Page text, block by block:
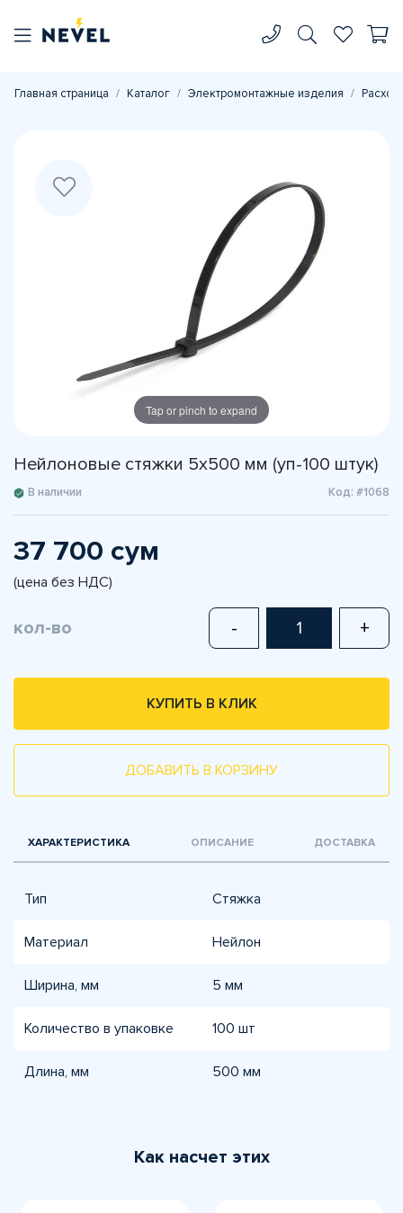
Главная страница Каталог Электромонтажные изделия
Tap or pinch to expand
Нейлоновые стяжки 5х500 мм (уп-100 штук)
В наличии Код: #1068
37 700 сум
(цена без НДС)
кол-во - +
КУПИТЬ В КЛИК
ДОБАВИТЬ В КОРЗИНУ
ХАРАКТЕРИСТИКА ОПИСАНИЕ ДОСТАВКА
Тип Стяжка
Материал Нейлон
Ширина, мм 5 мм
Количество в упаковке 100 шт
Длина, мм 500 мм
Как насчет этих